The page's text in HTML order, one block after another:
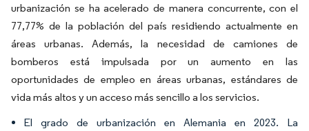
urbanización se ha acelerado de manera concurrente, con el
77,77% de la población del país residiendo actualmente en
áreas urbanas. Además, la necesidad de camiones de
bomberos está impulsada por un aumento en las
oportunidades de empleo en áreas urbanas, estándares de
vida más altos y un acceso más sencillo a los servicios.
El grado de urbanización en Alemania en 2023. La